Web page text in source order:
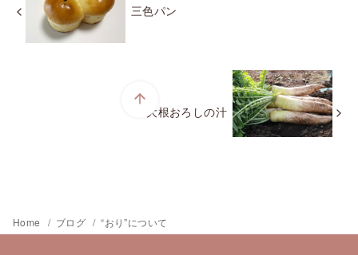
三色パン
大根おろしの汁
Home ブログ “おり”について